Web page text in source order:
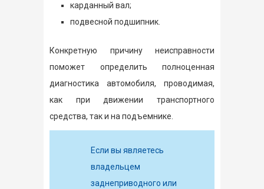
карданный вал;
подвесной подшипник.
Конкретную причину неисправности
поможет определить полноценная
диагностика автомобиля, проводимая,
как при движении транспортного
средства, так и на подъемнике.
Если вы являетесь
владельцем
заднеприводного или